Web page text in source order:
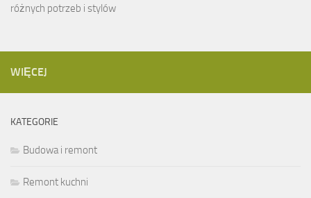
różnych potrzeb i stylów
WIĘCEJ
KATEGORIE
Budowa i remont
Remont kuchni